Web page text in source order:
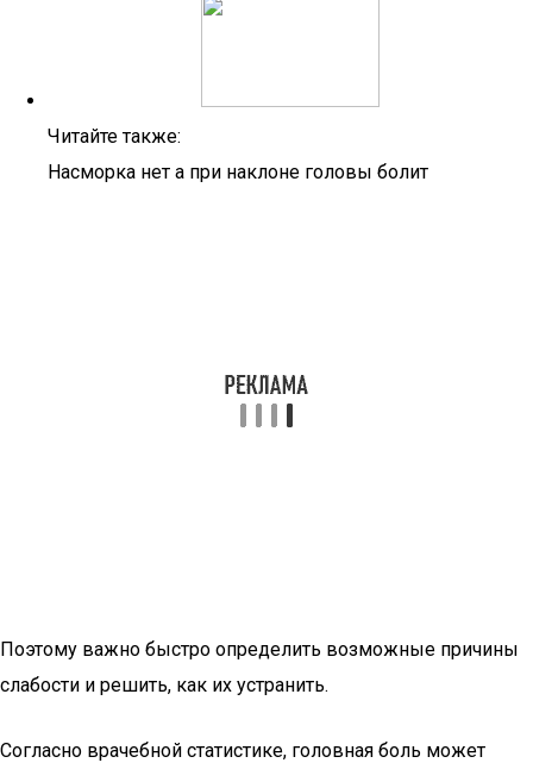
Читайте также:
Насморка нет а при наклоне головы болит
Поэтому важно быстро определить возможные причины
слабости и решить, как их устранить.
Согласно врачебной статистике, головная боль может